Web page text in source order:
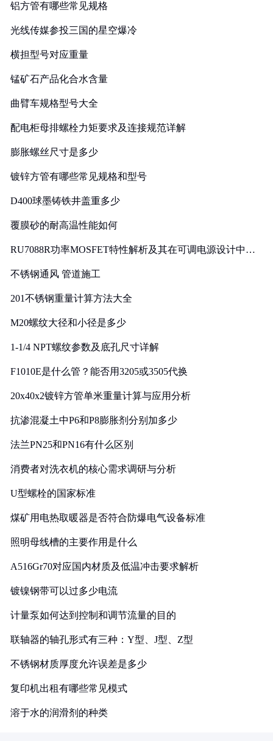
铝方管有哪些常见规格
光线传媒参投三国的星空爆冷
横担型号对应重量
锰矿石产品化合水含量
曲臂车规格型号大全
配电柜母排螺栓力矩要求及连接规范详解
膨胀螺丝尺寸是多少
镀锌方管有哪些常见规格和型号
D400球墨铸铁井盖重多少
覆膜砂的耐高温性能如何
RU7088R功率MOSFET特性解析及其在可调电源设计中的
不锈钢通风 管道施工
201不锈钢重量计算方法大全
M20螺纹大径和小径是多少
1-1/4 NPT螺纹参数及底孔尺寸详解
F1010E是什么管？能否用3205或3505代换
20x40x2镀锌方管单米重量计算与应用分析
抗渗混凝土中P6和P8膨胀剂分别加多少
法兰PN25和PN16有什么区别
消费者对洗衣机的核心需求调研与分析
U型螺栓的国家标准
煤矿用电热取暖器是否符合防爆电气设备标准
照明母线槽的主要作用是什么
A516Gr70对应国内材质及低温冲击要求解析
镀镍钢带可以过多少电流
计量泵如何达到控制和调节流量的目的
联轴器的轴孔形式有三种：Y型、J型、Z型
不锈钢材质厚度允许误差是多少
复印机出租有哪些常见模式
溶于水的润滑剂的种类